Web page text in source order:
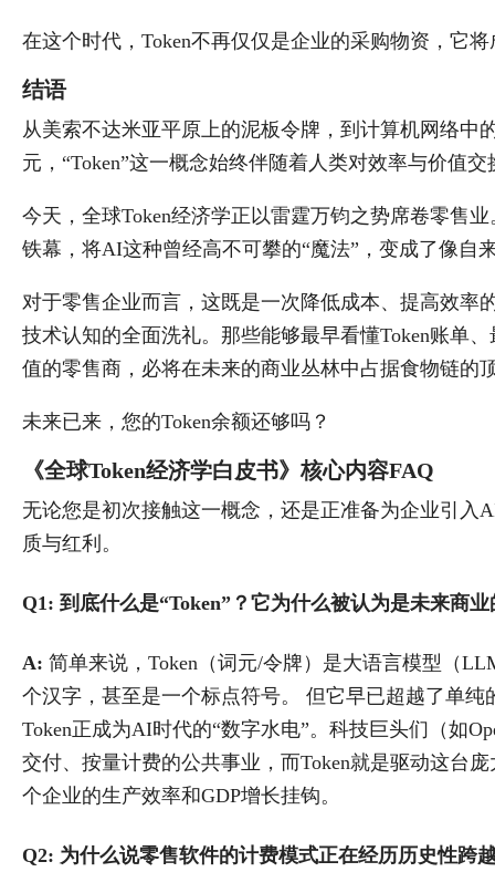
在这个时代，Token不再仅仅是企业的采购物资，它
结语
从美索不达米亚平原上的泥板令牌，到计算机网络中
元，“Token”这一概念始终伴随着人类对效率与价值交
今天，全球Token经济学正以雷霆万钧之势席卷零售
铁幕，将AI这种曾经高不可攀的“魔法”，变成了像自
对于零售企业而言，这既是一次降低成本、提高效率
技术认知的全面洗礼。那些能够最早看懂Token账单
值的零售商，必将在未来的商业丛林中占据食物链的
未来已来，您的Token余额还够吗？
《全球Token经济学白皮书》核心内容FAQ
无论您是初次接触这一概念，还是正准备为企业引入
质与红利。
Q1: 到底什么是“Token”？它为什么被认为是未来商
A: 简单来说，Token（词元/令牌）是大语言模型（
个汉字，甚至是一个标点符号。 但它早已超越了单
Token正成为AI时代的“数字水电”。科技巨头们（如
交付、按量计费的公共事业，而Token就是驱动这台
个企业的生产效率和GDP增长挂钩。
Q2: 为什么说零售软件的计费模式正在经历历史性跨